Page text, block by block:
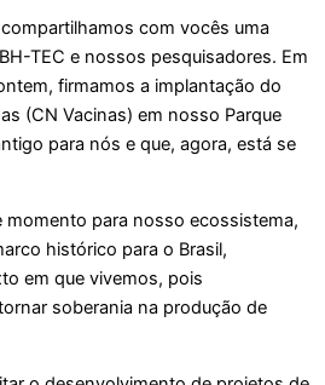
com vocês uma
TEC e nossos pesquisadores. Em
firmamos a implantação do
(CN Vacinas) em nosso Parque
para nós e que, agora, está se
momento para nosso ecossistema,
histórico para o Brasil,
em que vivemos, pois
soberania na produção de